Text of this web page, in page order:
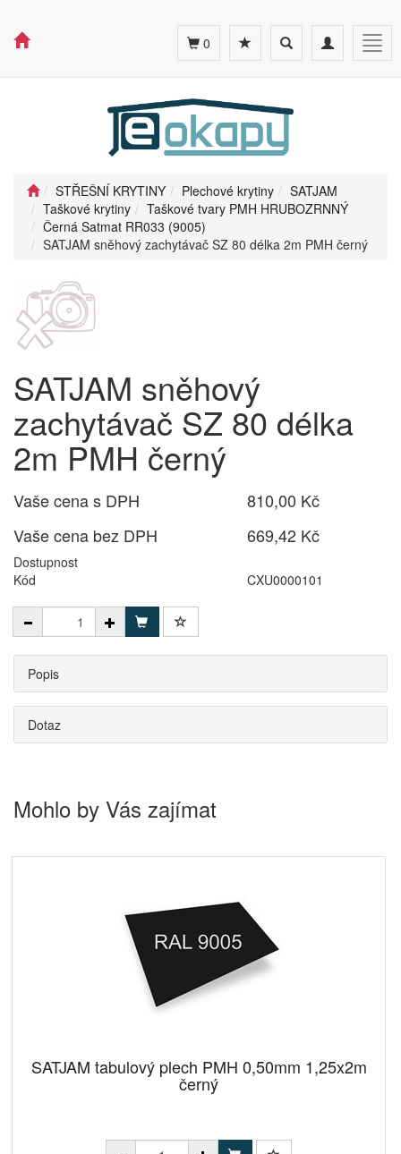
Toggle
navigation
Toggle
search
0
STŘEŠNÍ KRYTINY Plechové krytiny
SATJAM
Taškové krytiny
Taškové tvary PMH HRUBOZRNNÝ
Černá Satmat RR033 (9005)
SATJAM sněhový zachytávač SZ 80 délka 2m PMH černý
SATJAM sněhový
zachytávač SZ 80 délka
2m PMH černý
Vaše cena s DPH
810,00 Kč
Vaše cena bez DPH
669,42 Kč
Dostupnost
Kód
CXU0000101
Popis
Dotaz
Mohlo by Vás zajímat
SATJAM tabulový plech PMH 0,50mm 1,25x2m
černý